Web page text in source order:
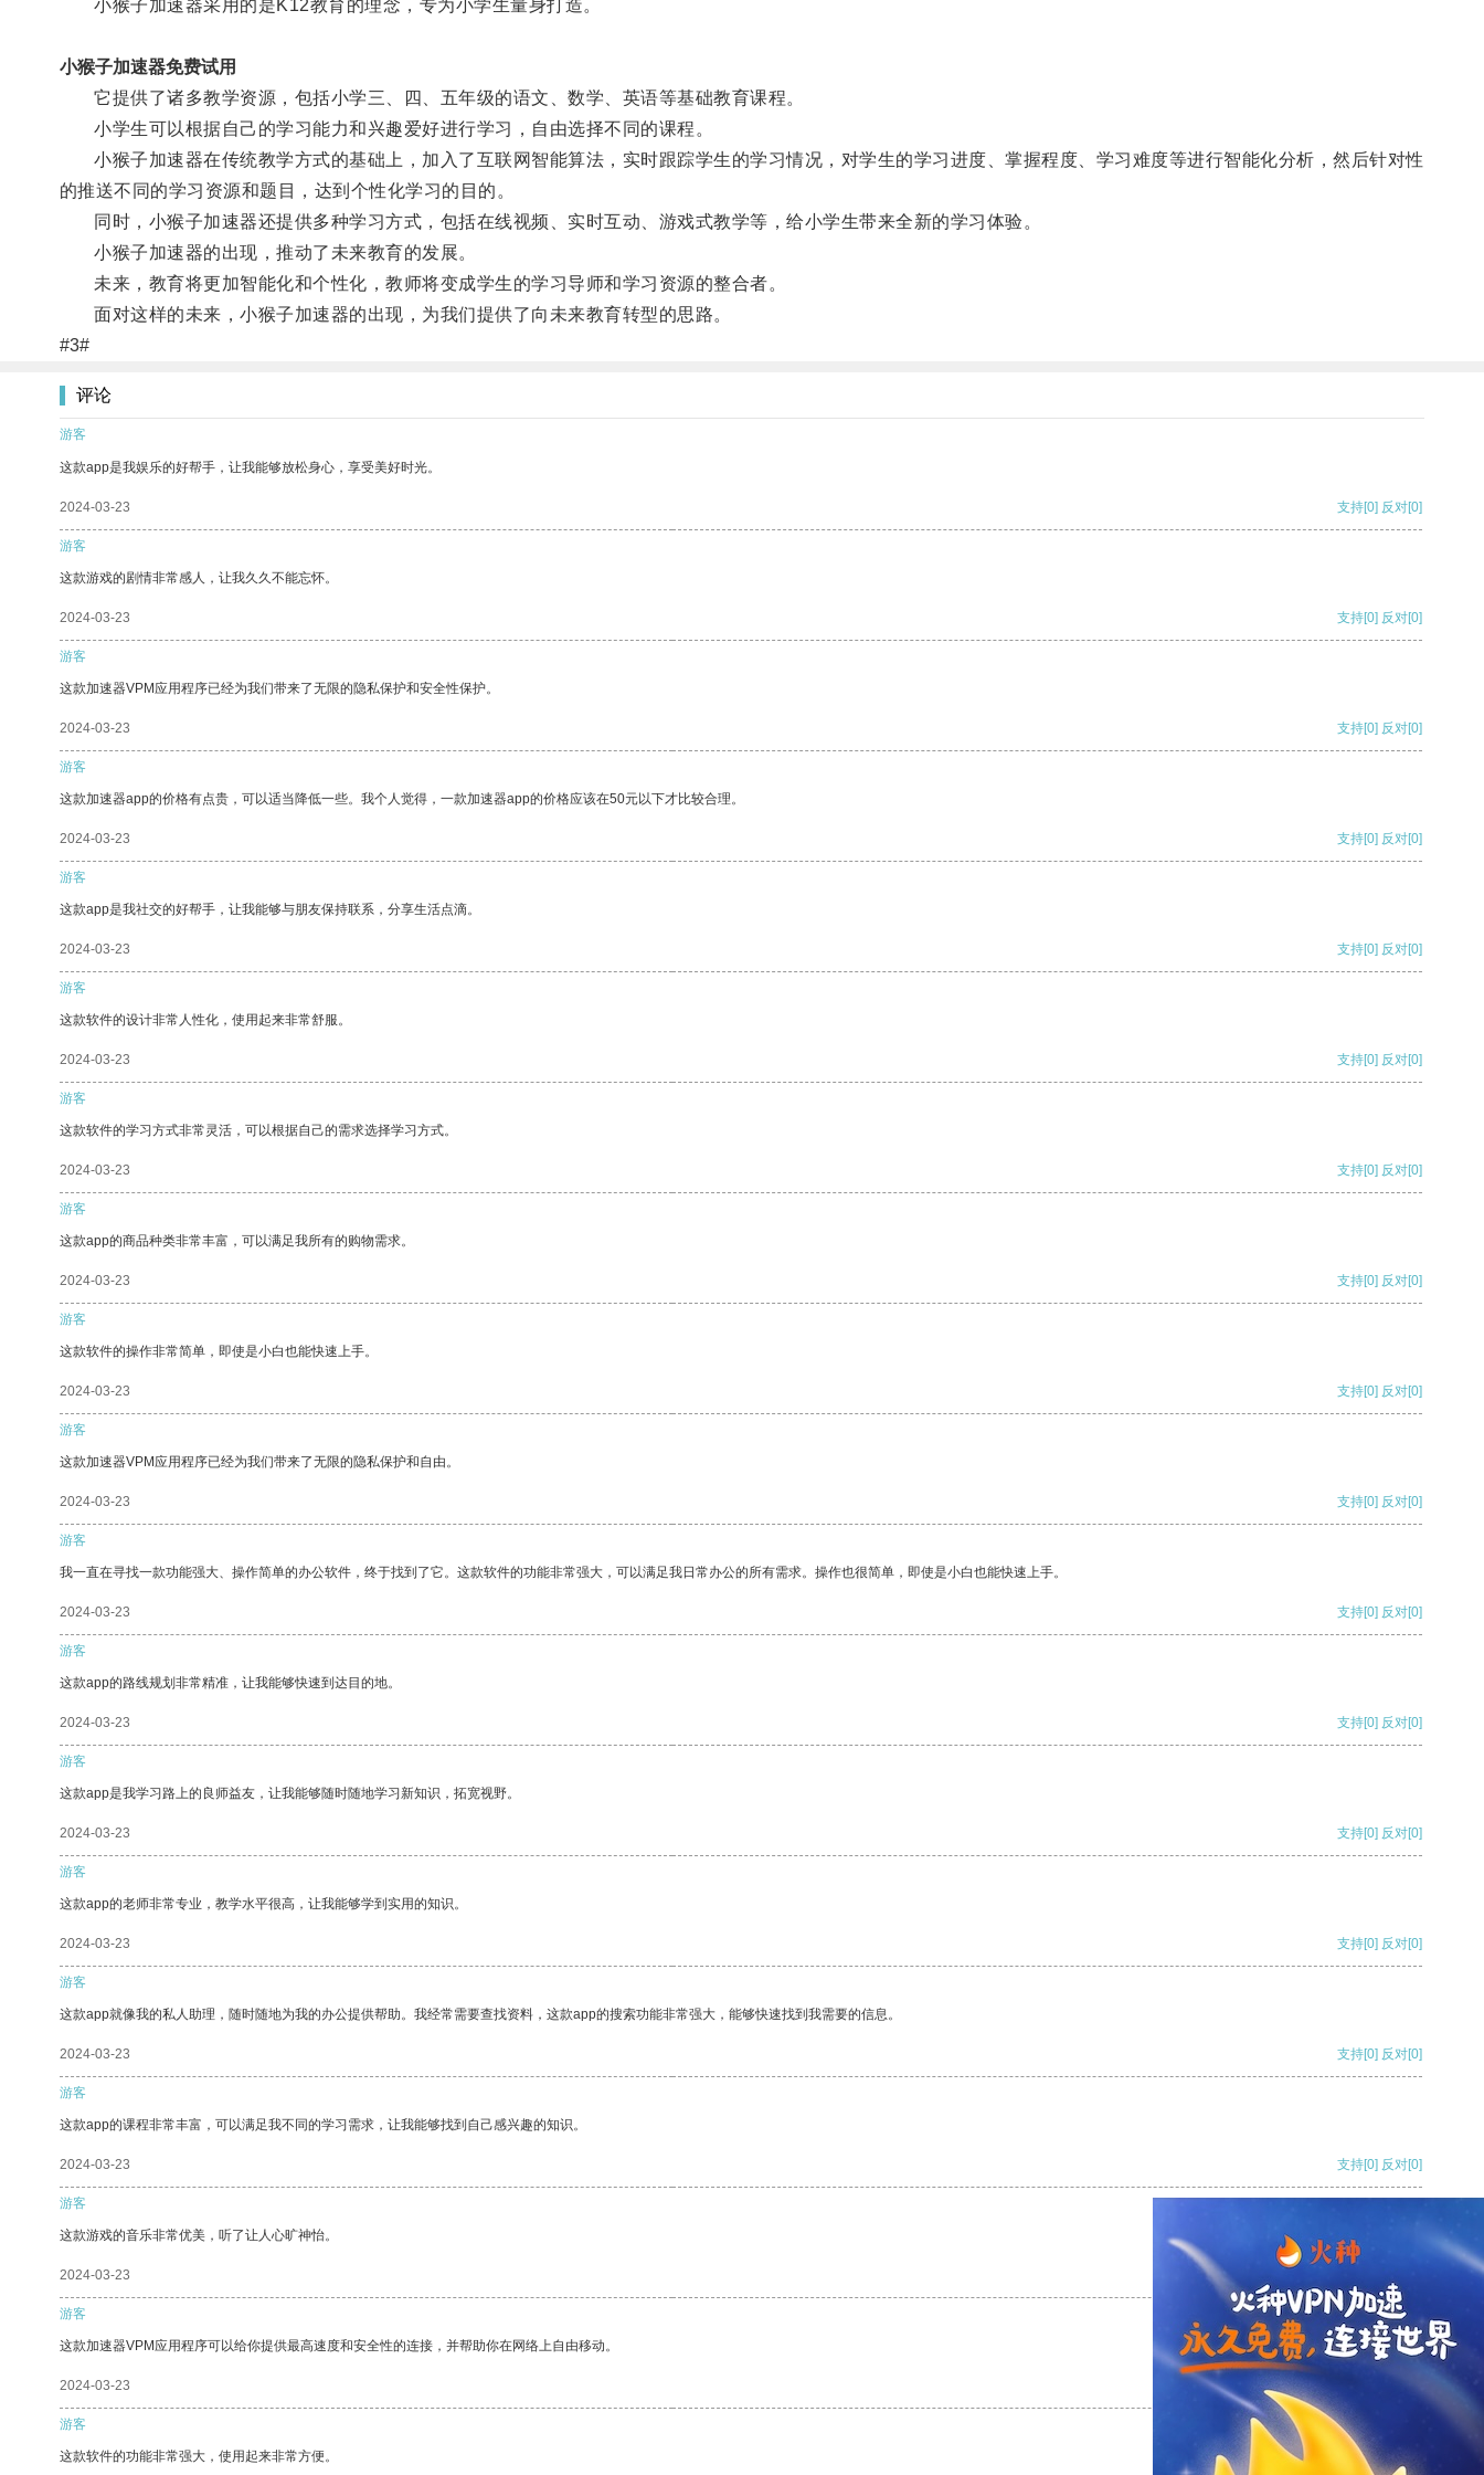
小猴子加速器采用的是K12教育的理念，专为小学生量身打造。
小猴子加速器免费试用
它提供了诸多教学资源，包括小学三、四、五年级的语文、数学、英语等基础教育课程。
小学生可以根据自己的学习能力和兴趣爱好进行学习，自由选择不同的课程。
小猴子加速器在传统教学方式的基础上，加入了互联网智能算法，实时跟踪学生的学习情况，对学生的学习进度、掌握程度、学习难度等进行智能化分析，然后针对性
的推送不同的学习资源和题目，达到个性化学习的目的。
同时，小猴子加速器还提供多种学习方式，包括在线视频、实时互动、游戏式教学等，给小学生带来全新的学习体验。
小猴子加速器的出现，推动了未来教育的发展。
未来，教育将更加智能化和个性化，教师将变成学生的学习导师和学习资源的整合者。
面对这样的未来，小猴子加速器的出现，为我们提供了向未来教育转型的思路。
#3#
评论
游客
这款app是我娱乐的好帮手，让我能够放松身心，享受美好时光。
2024-03-23 支持[0] 反对[0]
游客
这款游戏的剧情非常感人，让我久久不能忘怀。
2024-03-23 支持[0] 反对[0]
游客
这款加速器VPM应用程序已经为我们带来了无限的隐私保护和安全性保护。
2024-03-23 支持[0] 反对[0]
游客
这款加速器app的价格有点贵，可以适当降低一些。我个人觉得，一款加速器app的价格应该在50元以下才比较合理。
2024-03-23 支持[0] 反对[0]
游客
这款app是我社交的好帮手，让我能够与朋友保持联系，分享生活点滴。
2024-03-23 支持[0] 反对[0]
游客
这款软件的设计非常人性化，使用起来非常舒服。
2024-03-23 支持[0] 反对[0]
游客
这款软件的学习方式非常灵活，可以根据自己的需求选择学习方式。
2024-03-23 支持[0] 反对[0]
游客
这款app的商品种类非常丰富，可以满足我所有的购物需求。
2024-03-23 支持[0] 反对[0]
游客
这款软件的操作非常简单，即使是小白也能快速上手。
2024-03-23 支持[0] 反对[0]
游客
这款加速器VPM应用程序已经为我们带来了无限的隐私保护和自由。
2024-03-23 支持[0] 反对[0]
游客
我一直在寻找一款功能强大、操作简单的办公软件，终于找到了它。这款软件的功能非常强大，可以满足我日常办公的所有需求。操作也很简单，即使是小白也能快速上手。
2024-03-23 支持[0] 反对[0]
游客
这款app的路线规划非常精准，让我能够快速到达目的地。
2024-03-23 支持[0] 反对[0]
游客
这款app是我学习路上的良师益友，让我能够随时随地学习新知识，拓宽视野。
2024-03-23 支持[0] 反对[0]
游客
这款app的老师非常专业，教学水平很高，让我能够学到实用的知识。
2024-03-23 支持[0] 反对[0]
游客
这款app就像我的私人助理，随时随地为我的办公提供帮助。我经常需要查找资料，这款app的搜索功能非常强大，能够快速找到我需要的信息。
2024-03-23 支持[0] 反对[0]
游客
这款app的课程非常丰富，可以满足我不同的学习需求，让我能够找到自己感兴趣的知识。
2024-03-23 支持[0] 反对[0]
游客
这款游戏的音乐非常优美，听了让人心旷神怡。
2024-03-23
游客
这款加速器VPM应用程序可以给你提供最高速度和安全性的连接，并帮助你在网络上自由移动。
2024-03-23 反对
游客
这款软件的功能非常强大，使用起来非常方便。